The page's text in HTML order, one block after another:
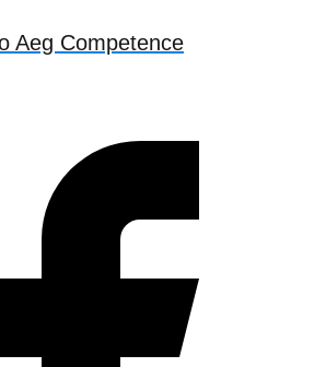
Aeg Competence